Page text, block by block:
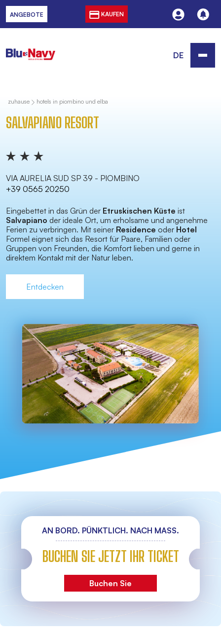
ANGEBOTE KAUFEN
DE
zuhause hotels in piombino und elba
SALVAPIANO RESORT
VIA AURELIA SUD SP 39 - PIOMBINO
+39 0565 20250
Eingebettet in das Grün der Etruskischen Küste ist
Salvapiano der ideale Ort, um erholsame und angenehme
Ferien zu verbringen. Mit seiner Residence oder Hotel
Formel eignet sich das Resort für Paare, Familien oder
Gruppen von Freunden, die Komfort lieben und gerne in
direktem Kontakt mit der Natur leben.
Entdecken
AN BORD. PÜNKTLICH. NACH MASS.
BUCHEN SIE JETZT IHR TICKET
Buchen Sie